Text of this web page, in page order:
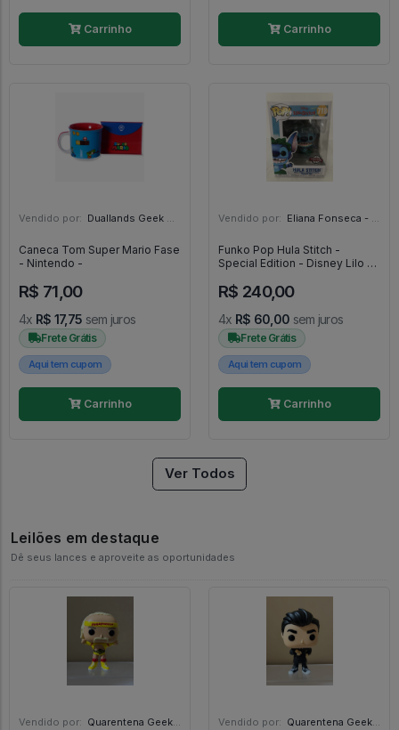
Carrinho Carrinho
Vendido por: Duallands Geek Store - RS
Caneca Tom Super Mario Fase
- Nintendo -
R$ 71,00
4x R$ 17,75 sem juros
Frete Grátis
Aqui tem cupom
Carrinho
Vendido por: Eliana Fonseca - SP
Funko Pop Hula Stitch -
Special Edition - Disney Lilo &
#718
R$ 240,00
4x R$ 60,00 sem juros
Frete Grátis
Aqui tem cupom
Carrinho
Ver Todos
Leilões em destaque
Dê seus lances e aproveite as oportunidades
Vendido por: Quarentena Geek Store - SP Vendido por: Quarentena Geek Store - SP